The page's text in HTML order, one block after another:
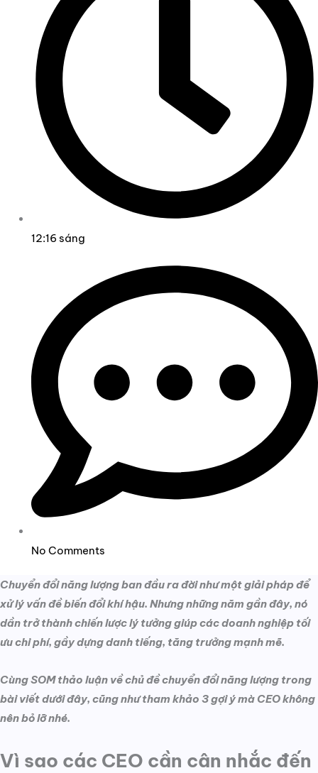
12:16 sáng
No Comments
Chuyển đổi năng lượng ban đầu ra đời như một giải pháp để
xử lý vấn đề biến đổi khí hậu. Nhưng những năm gần đây, nó
dần trở thành chiến lược lý tưởng giúp các doanh nghiệp tối
ưu chi phí, gầy dựng danh tiếng, tăng trưởng mạnh mẽ.
Cùng SOM thảo luận về chủ đề chuyển đổi năng lượng trong
bài viết dưới đây, cũng như tham khảo 3 gợi ý mà CEO không
nên bỏ lỡ nhé.
Vì sao các CEO cần cân nhắc đến